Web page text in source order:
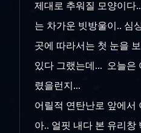
제대로 추워질 모양이다
는 차가운 빗방울이.. 심
곳에 따라서는 첫 눈을
있다 그랬는데... 오늘은
렸을런지...
어릴적 연탄난로 앞에서
아.. 얼핏 내다 본 유리창